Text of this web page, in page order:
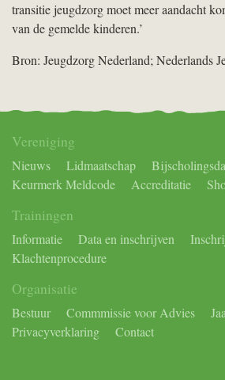
transitie jeugdzorg moet meer aandacht
van de gemelde kinderen.’
Bron: Jeugdzorg Nederland; Nederlands
Vereniging
Nieuws Lidmaatschap
Keurmerk Meldcode
Accreditatie
Trainingen
Informatie Data en inschrijven
Klachtenprocedure
Organisatie
Bestuur Commmissie voor Advies
Privacyverklaring
Contact